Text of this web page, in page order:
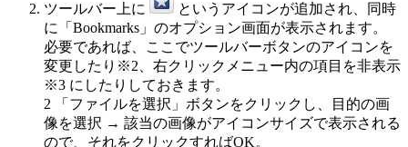
ツールバー上に
というアイコンが追加され、同時
に「Bookmarks」のオプション画面が表示されます。
必要であれば、ここでツールバーボタンのアイコンを
変更したり ※2 、右クリックメニュー内の項目を非表示
※3 にしたりしておきます。
2
「ファイルを選択」ボタンをクリックし、目的の画
像を選択 → 該当の画像がアイコンサイズで表示される
ので、それをクリックすればOK。